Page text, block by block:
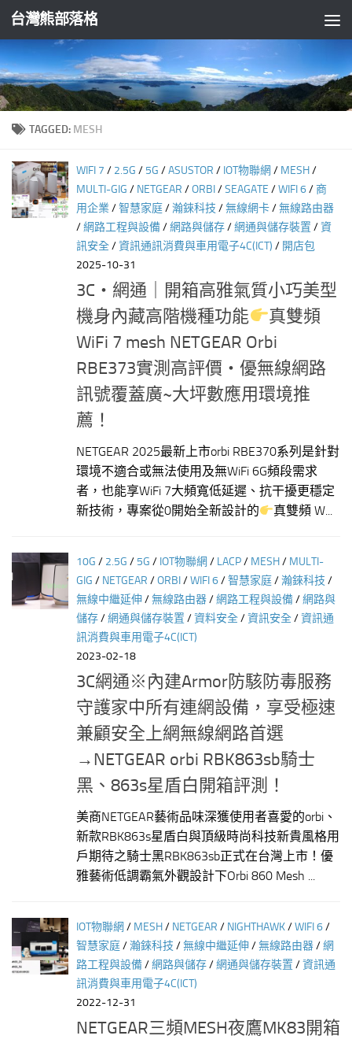
Skip to content
台灣熊部落格
TAGGED: MESH
WIFI 7 / 2.5G / 5G /ASUSTOR / IOT物聯網 / MESH/
MULTI-GIG / NETGEAR /ORBI/SEAGATE /WIFI 6/商
用企業/智慧家庭/瀚錸科技 /無線網卡/無線路由器
/網路工程與設備/網路與儲存/網通與儲存裝置 /資
訊安全/資訊通訊消費與車用電子4C(ICT) / 開店包
2025-10-31
3C‧網通｜開箱高雅氣質小巧美型
機身內藏高階機種功能
真雙頻
WiFi 7 mesh NETGEAR Orbi
RBE373實測高評價‧優無線網路
訊號覆蓋廣~大坪數應用環境推
薦！
NETGEAR 2025最新上市orbi RBE370系列是針對
環境不適合或無法使用及無WiFi 6G頻段需求
者，也能享WiFi 7大頻寬低延遲、抗干擾更穩定
新技術，專案從0開始全新設計的
真雙頻 W...
10G / 2.5G / 5G / IOT物聯網 / LACP/ MESH/ MULTI-
GIG / NETGEAR /ORBI/WIFI 6/智慧家庭/瀚錸科技 /
無線中繼延伸/無線路由器/網路工程與設備/網路與
儲存/網通與儲存裝置 /資料安全/資訊安全/資訊通
訊消費與車用電子4C(ICT)
2023-02-18
3C網通※內建Armor防駭防毒服務
守護家中所有連網設備，享受極速
兼顧安全上網無線網路首選
→NETGEAR orbi RBK863sb騎士
黑、863s星盾白開箱評測！
美商NETGEAR藝術品味深獲使用者喜愛的orbi、
新款RBK863s星盾白與頂級時尚科技新貴風格用
戶期待之騎士黑RBK863sb正式在台灣上市！優
雅藝術低調霸氣外觀設計下Orbi 860 Mesh ...
IOT物聯網 / MESH/ NETGEAR / NIGHTHAWK/WIFI 6/
智慧家庭/瀚錸科技 /無線中繼延伸/無線路由器/網
路工程與設備/網路與儲存/網通與儲存裝置 /資訊通
訊消費與車用電子4C(ICT)
2022-12-31
NETGEAR三頻MESH夜鷹MK83開箱